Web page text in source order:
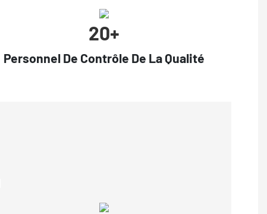
20+
Personnel De Contrôle De La Qualité